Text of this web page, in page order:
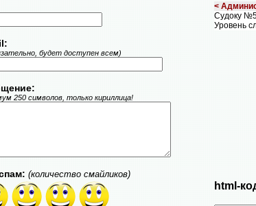
будет доступен всем)
250 символов, только кириллица!
(количество смайликов)
<
Судоку
Уровень
html-